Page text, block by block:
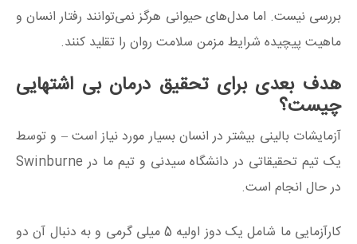
بررسی نیست. اما مدل‌های حیوانی هرگز نمی‌توانند رفتار انسان و
ماهیت پیچیده شرایط مزمن سلامت روان را تقلید کنند.
هدف بعدی برای تحقیق درمان بی اشتهایی
چیست؟
آزمایشات بالینی بیشتر در انسان بسیار مورد نیاز است – و توسط
یک تیم تحقیقاتی در دانشگاه سیدنی و تیم ما در Swinburne
در حال انجام است.
کارآزمایی ما شامل یک دوز اولیه 5 میلی گرمی و به دنبال آن دو